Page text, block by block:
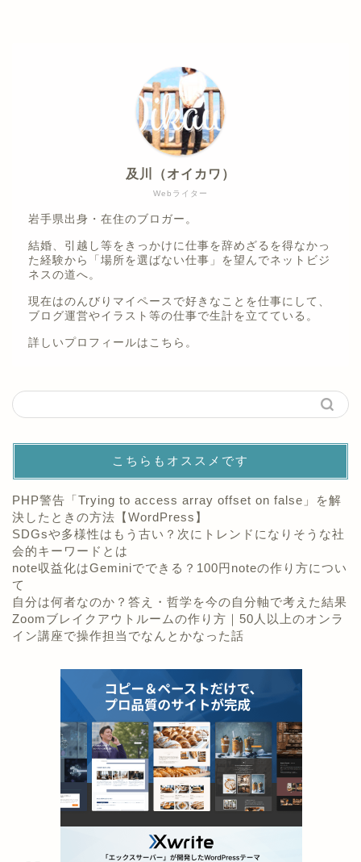
Webライター
及川（オイカワ）
岩手県出身・在住のブロガー。
結婚、引越し等をきっかけに仕事を辞めざるを得なかっ
た経験から「場所を選ばない仕事」を望んでネットビジ
ネスの道へ。
現在はのんびりマイペースで好きなことを仕事にして、
ブログ運営やイラスト等の仕事で生計を立てている。
詳しいプロフィールは こちら。
こちらもオススメです
PHP警告「Trying to access array offset on false」を解
決したときの方法【WordPress】
SDGsや多様性はもう古い？次にトレンドになりそうな社
会的キーワードとは
note収益化はGeminiでできる？100円noteの作り方につい
て
自分は何者なのか？答え・哲学を今の自分軸で考えた結果
Zoomブレイクアウトルームの作り方｜50人以上のオンラ
イン講座で操作担当でなんとかなった話